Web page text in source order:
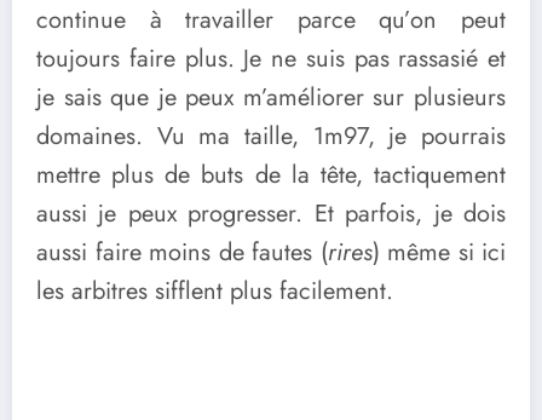
continue à travailler parce qu’on peut
toujours faire plus. Je ne suis pas rassasié et
je sais que je peux m’améliorer sur plusieurs
domaines. Vu ma taille, 1m97, je pourrais
mettre plus de buts de la tête, tactiquement
aussi je peux progresser. Et parfois, je dois
aussi faire moins de fautes (rires) même si ici
les arbitres sifflent plus facilement.